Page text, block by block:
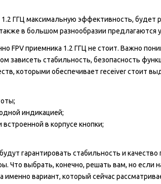
ГГЦ максимальную эффективность, будет
в большом разнообразии предлагаются у
FPV приемника 1.2 ГГЦ не стоит. Важно
зависеть стабильность, безопасность
которыми обеспечивает receiver стоит
индикацией;
в корпусе кнопки;
гарантировать стабильность и качество
Что выбрать, конечно, решать вам, но если
вариант, который сейчас